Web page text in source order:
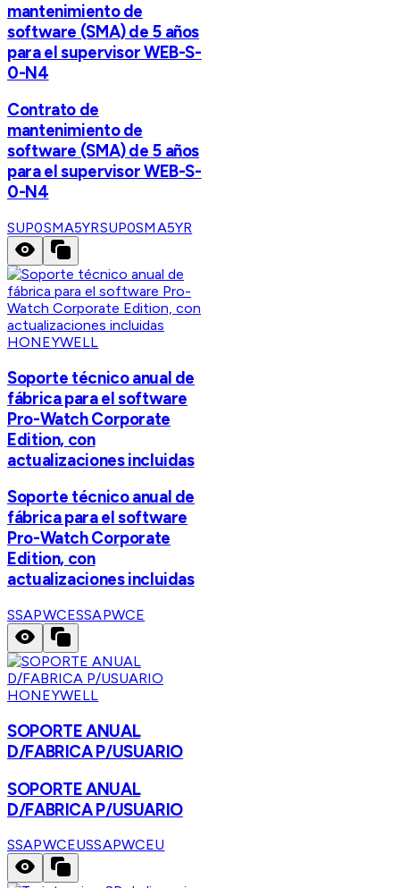
mantenimiento de
software (SMA) de 5 años
para el supervisor WEB-S-
0-N4
Contrato de
mantenimiento de
software (SMA) de 5 años
para el supervisor WEB-S-
0-N4
SUP0SMA5YRSUP0SMA5YR
HONEYWELL
Soporte técnico anual de
fábrica para el software
Pro-Watch Corporate
Edition, con
actualizaciones incluidas
Soporte técnico anual de
fábrica para el software
Pro-Watch Corporate
Edition, con
actualizaciones incluidas
SSAPWCESSAPWCE
HONEYWELL
SOPORTE ANUAL
D/FABRICA P/USUARIO
SOPORTE ANUAL
D/FABRICA P/USUARIO
SSAPWCEUSSAPWCEU